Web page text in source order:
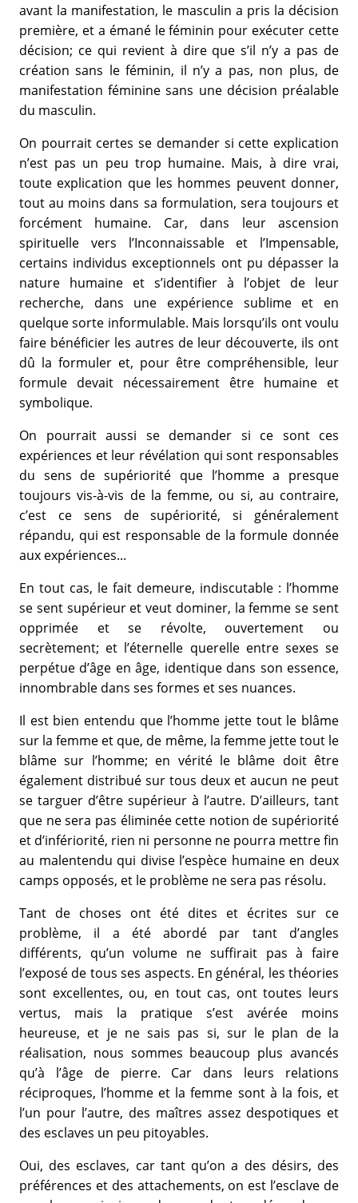
avant la manifestation, le masculin a pris la décision
première, et a émané le féminin pour exécuter cette
décision; ce qui revient à dire que s’il n’y a pas de
création sans le féminin, il n’y a pas, non plus, de
manifestation féminine sans une décision préalable
du masculin.
On pourrait certes se demander si cette explication
n’est pas un peu trop humaine. Mais, à dire vrai,
toute explication que les hommes peuvent donner,
tout au moins dans sa formulation, sera toujours et
forcément humaine. Car, dans leur ascension
spirituelle vers l’Inconnaissable et l’Impensable,
certains individus exceptionnels ont pu dépasser la
nature humaine et s’identifier à l’objet de leur
recherche, dans une expérience sublime et en
quelque sorte informulable. Mais lorsqu’ils ont voulu
faire bénéficier les autres de leur découverte, ils ont
dû la formuler et, pour être compréhensible, leur
formule devait nécessairement être humaine et
symbolique.
On pourrait aussi se demander si ce sont ces
expériences et leur révélation qui sont responsables
du sens de supériorité que l’homme a presque
toujours vis-à-vis de la femme, ou si, au contraire,
c’est ce sens de supériorité, si généralement
répandu, qui est responsable de la formule donnée
aux expériences...
En tout cas, le fait demeure, indiscutable : l’homme
se sent supérieur et veut dominer, la femme se sent
opprimée et se révolte, ouvertement ou
secrètement; et l’éternelle querelle entre sexes se
perpétue d’âge en âge, identique dans son essence,
innombrable dans ses formes et ses nuances.
Il est bien entendu que l’homme jette tout le blâme
sur la femme et que, de même, la femme jette tout le
blâme sur l’homme; en vérité le blâme doit être
également distribué sur tous deux et aucun ne peut
se targuer d’être supérieur à l’autre. D’ailleurs, tant
que ne sera pas éliminée cette notion de supériorité
et d’infériorité, rien ni personne ne pourra mettre fin
au malentendu qui divise l’espèce humaine en deux
camps opposés, et le problème ne sera pas résolu.
Tant de choses ont été dites et écrites sur ce
problème, il a été abordé par tant d’angles
différents, qu’un volume ne suffirait pas à faire
l’exposé de tous ses aspects. En général, les théories
sont excellentes, ou, en tout cas, ont toutes leurs
vertus, mais la pratique s’est avérée moins
heureuse, et je ne sais pas si, sur le plan de la
réalisation, nous sommes beaucoup plus avancés
qu’à l’âge de pierre. Car dans leurs relations
réciproques, l’homme et la femme sont à la fois, et
l’un pour l’autre, des maîtres assez despotiques et
des esclaves un peu pitoyables.
Oui, des esclaves, car tant qu’on a des désirs, des
préférences et des attachements, on est l’esclave de